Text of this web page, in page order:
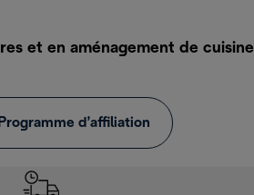
et en aménagement de cuisine
d’affiliation